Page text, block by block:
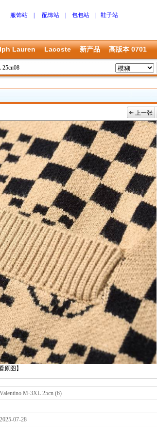
服饰站 配饰站 包包站 鞋子站
Lauren Lacoste 新产品 高版本 0701
25cn08
上一张
原图】
Valentino M-3XL 25cn (6)
2025-07-28